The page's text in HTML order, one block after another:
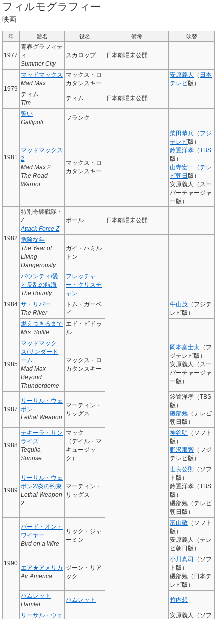
フィルモグラフィー
映画
年 題名 役名 備考 吹替
1977
青春グラフィテ
ィ
Summer City
スカロップ 日本劇場未公開
1979
マッドマックス
Mad Max
マックス・ロ
カタンスキー
安原義人 （ 日本
テレビ版）
ティム
Tim
ティム 日本劇場未公開
1981
誓い
Gallipoli
フランク
マッドマックス
2
Mad Max 2:
The Road
Warrior
マックス・ロ
カタンスキー
柴田恭兵 （ フジ
テレビ版）
鈴置洋孝 （TBS
版）
山寺宏一 （テレ
ビ朝日 版）
安原義人（スー
パーチャージャ
ー版）
1982
特別奇襲戦隊・
Z
Attack Force Z
ポール 日本劇場未公開
危険な年
The Year of
Living
Dangerously
ガイ・ハミル
トン
1984
バウンティ/愛
と反乱の航海
The Bounty
フレッチャ
ー・クリスチ
ャン
ザ・リバー
The River
トム・ガーベ
イ
牛山茂 （フジテ
レビ版）
燃えつきるまで
Mrs. Soffle
エド・ビドゥ
ル
1985
マッドマック
ス/サンダード
ーム
Mad Max
Beyond
Thunderdome
マックス・ロ
カタンスキー
岡本富士太 （フ
ジテレビ版）
安原義人（スー
パーチャージャ
ー版）
1987
リーサル・ウェ
ポン
Lethal Weapon
マーティン・
リッグス
鈴置洋孝（TBS
版）
磯部勉 （テレビ
朝日版）
1988
テキーラ・サン
ライズ
Tequila
Sunrise
マック
（デイル・マ
キュージッ
ク）
神谷明 （ソフト
版）
野沢那智 （フジ
テレビ版）
1989
リーサル・ウェ
ポン2/炎の約束
Lethal Weapon
2
マーティン・
リッグス
世良公則 （ソフ
ト版）
鈴置洋孝（TBS
版）
磯部勉（テレビ
朝日版）
1990
バード・オン・
ワイヤー
Bird on a Wire
リック・ジャ
ーミン
富山敬 （ソフト
版）
安原義人（テレ
ビ朝日版）
エア★アメリカ
Air America
ジーン・リア
ック
小川真司
（ソフ
ト版）
磯部勉（日本テ
レビ版）
ハムレット
Hamlet
ハムレット 竹内想
リーサル・ウェ
安原義人（ソフ